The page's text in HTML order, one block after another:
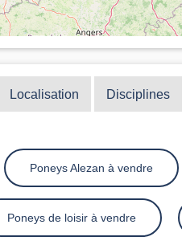
Localisation Disciplines
Poneys Alezan à vendre
Poneys de loisir à vendre